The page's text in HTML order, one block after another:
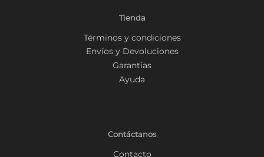
Tienda
Términos y condiciones
Envíos y Devoluciones
Garantías
Ayuda
Contáctanos
Contacto